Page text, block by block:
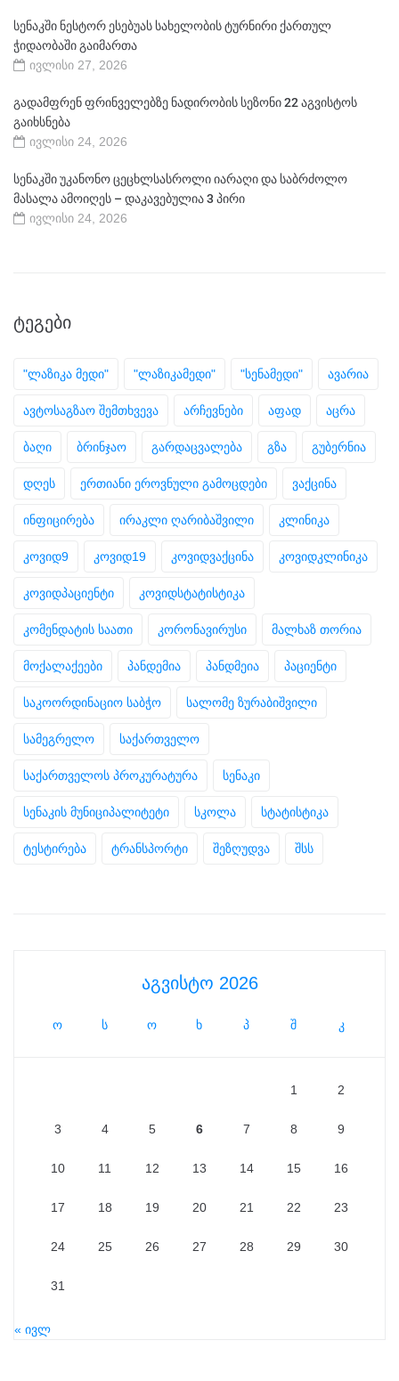
სენაკში ნესტორ ესებუას სახელობის ტურნირი ქართულ
ჭიდაობაში გაიმართა
ივლისი 27, 2026
გადამფრენ ფრინველებზე ნადირობის სეზონი 22 აგვისტოს
გაიხსნება
ივლისი 24, 2026
სენაკში უკანონო ცეცხლსასროლი იარაღი და საბრძოლო
მასალა ამოიღეს – დაკავებულია 3 პირი
ივლისი 24, 2026
ᲢᲔᲒᲔᲑᲘ
"ლაზიკა მედი" "ლაზიკამედი" "სენამედი" ავარია
ავტოსაგზაო შემთხვევა არჩევნები აფად აცრა
ბაღი ბრინჯაო გარდაცვალება გზა გუბერნია
დღეს ერთიანი ეროვნული გამოცდები ვაქცინა
ინფიცირება ირაკლი ღარიბაშვილი კლინიკა
კოვიდ9 კოვიდ19 კოვიდვაქცინა კოვიდკლინიკა
კოვიდპაციენტი კოვიდსტატისტიკა
კომენდატის საათი კორონავირუსი მალხაზ თორია
მოქალაქეები პანდემია პანდმეია პაციენტი
საკოორდინაციო საბჭო სალომე ზურაბიშვილი
სამეგრელო საქართველო
საქართველოს პროკურატურა სენაკი
სენაკის მუნიციპალიტეტი სკოლა სტატისტიკა
ტესტირება ტრანსპორტი შეზღუდვა შსს
აგვისტო 2026
ო ს ო ხ პ შ კ
1 2
3 4 5 6 7 8 9
10 11 12 13 14 15 16
17 18 19 20 21 22 23
24 25 26 27 28 29 30
31
« ივლ